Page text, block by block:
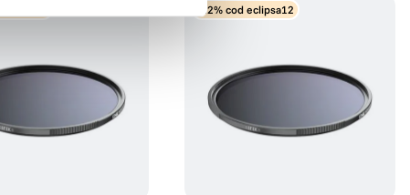
-12% cod eclipsa12